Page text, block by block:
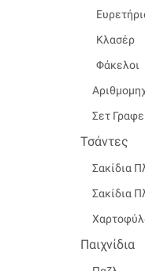
Κλασέρ
Φάκελοι
Σετ
Τσάντες
Σακίδια
Σακίδια
Παιχνίδια